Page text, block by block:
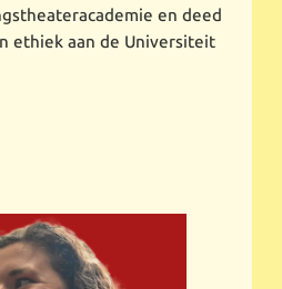
en deed
ethiek aan de Universiteit